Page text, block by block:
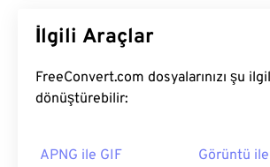
İlgili Araçlar
FreeConvert.com dosyalarınızı şu
dönüştürebilir:
APNG ile GIF
Görüntü